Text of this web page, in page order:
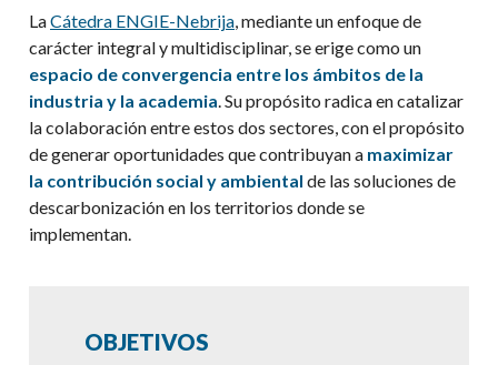
LaCátedra ENGIE-Nebrija, mediante un enfoque de
carácter integral y multidisciplinar, se erige como un
espacio de convergencia entre los ámbitos de la
industria y la academia. Su propósito radica en catalizar
la colaboración entre estos dos sectores, con el propósito
de generar oportunidades que contribuyan a maximizar
la contribución social y ambiental de las soluciones de
descarbonización en los territorios donde se
implementan.
OBJETIVOS